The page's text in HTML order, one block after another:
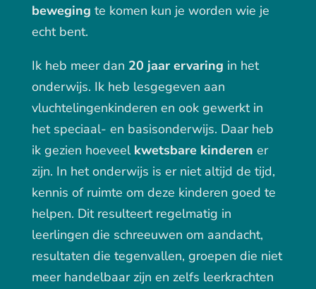
beweging te komen kun je worden wie je
echt bent.
Ik heb meer dan 20 jaar ervaring in het
onderwijs. Ik heb lesgegeven aan
vluchtelingenkinderen en ook gewerkt in
het speciaal- en basisonderwijs. Daar heb
ik gezien hoeveel kwetsbare kinderen er
zijn. In het onderwijs is er niet altijd de tijd,
kennis of ruimte om deze kinderen goed te
helpen. Dit resulteert regelmatig in
leerlingen die schreeuwen om aandacht,
resultaten die tegenvallen, groepen die niet
meer handelbaar zijn en zelfs leerkrachten